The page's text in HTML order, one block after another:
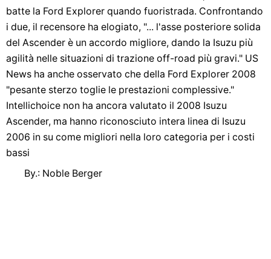
batte la Ford Explorer quando fuoristrada. Confrontando
i due, il recensore ha elogiato, "... l'asse posteriore solida
del Ascender è un accordo migliore, dando la Isuzu più
agilità nelle situazioni di trazione off-road più gravi." US
News ha anche osservato che della Ford Explorer 2008
"pesante sterzo toglie le prestazioni complessive."
Intellichoice non ha ancora valutato il 2008 Isuzu
Ascender, ma hanno riconosciuto intera linea di Isuzu
2006 in su come migliori nella loro categoria per i costi
bassi
By.: Noble Berger